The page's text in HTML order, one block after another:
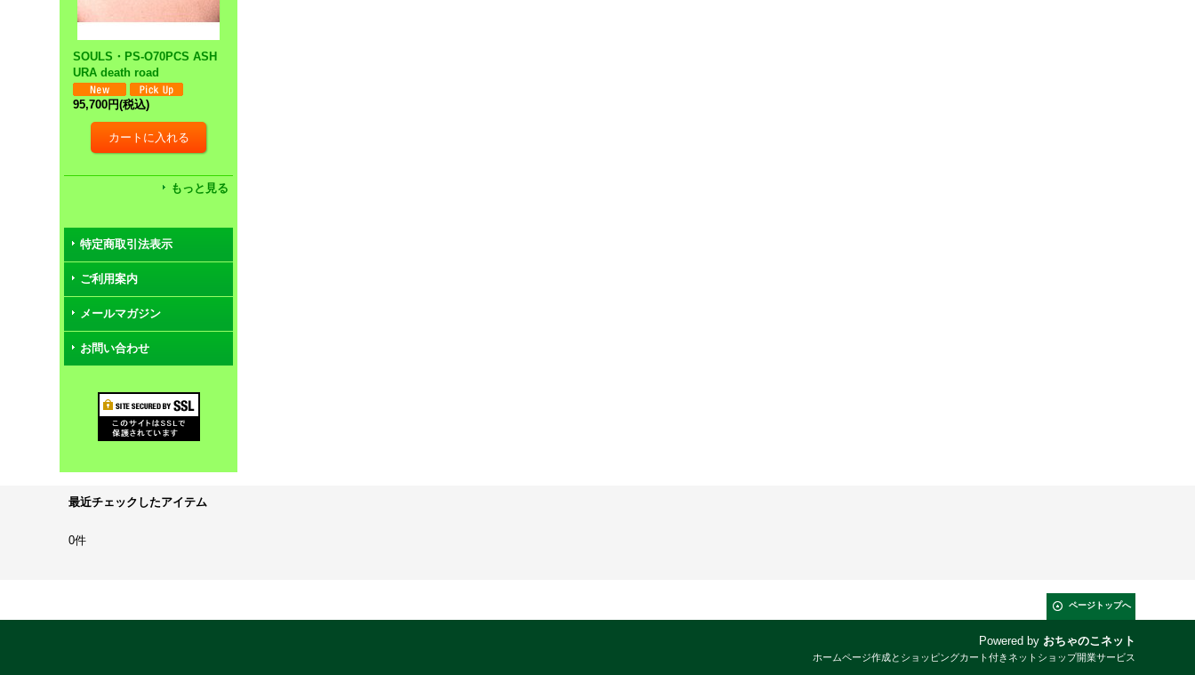
SOULS・PS-O70PCS ASH
URA death road
95,700円(税込)
もっと見る
特定商取引法表示
ご利用案内
メールマガジン
お問い合わせ
最近チェックしたアイテム
0件
ページトップへ
Powered by おちゃのこネット
ホームページ作成とショッピングカート付きネットショップ開業サービス